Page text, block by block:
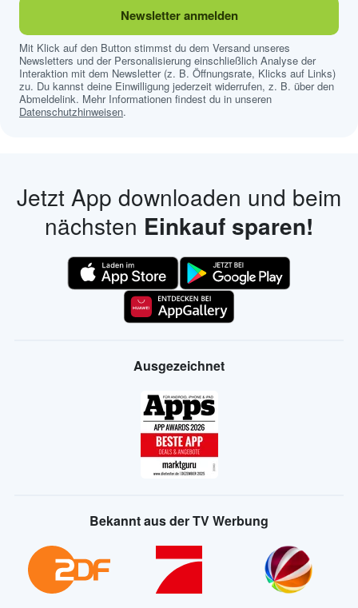
Newsletter anmelden
Mit Klick auf den Button stimmst du dem Versand unseres
Newsletters und der Personalisierung einschließlich Analyse der
Interaktion mit dem Newsletter (z. B. Öffnungsrate, Klicks auf Links)
zu. Du kannst deine Einwilligung jederzeit widerrufen, z. B. über den
Abmeldelink. Mehr Informationen findest du in unseren
Datenschutzhinweisen.
Jetzt App downloaden und beim
nächsten Einkauf sparen!
Ausgezeichnet
Bekannt aus der TV Werbung